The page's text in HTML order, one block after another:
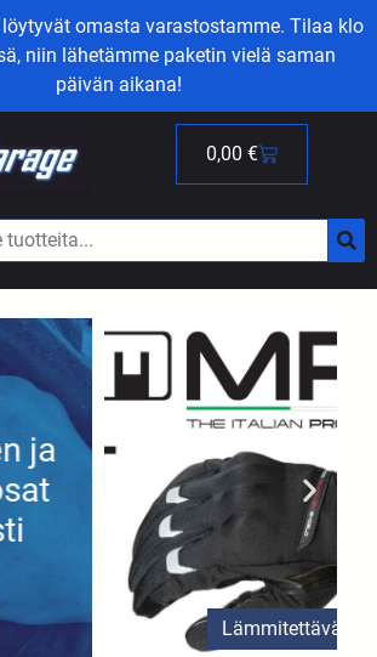
omasta varastostamme. Tilaa klo
niin lähetämme paketin vielä saman
päivän aikana!
0,00 €
Lämmitettävät ajohanskat